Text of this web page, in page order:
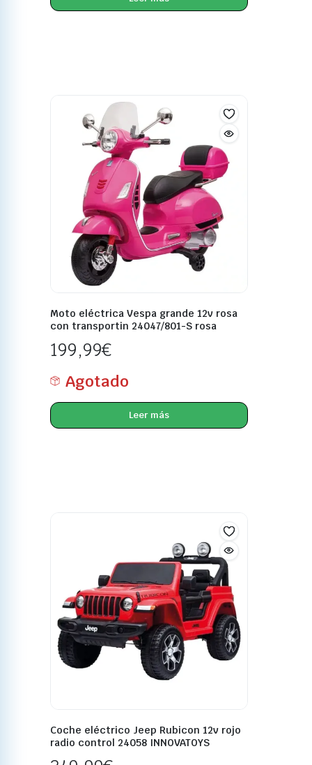
Moto eléctrica Vespa grande 12v rosa
con transportin 24047/801-S rosa
199,99€
Agotado
Leer más
Coche eléctrico Jeep Rubicon 12v rojo
radio control 24058 INNOVATOYS